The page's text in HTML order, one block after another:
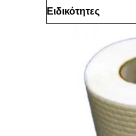
Ειδικότητες